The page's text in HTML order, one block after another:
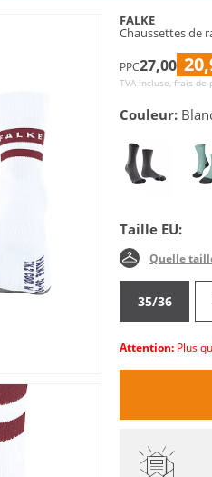
FALKE
Chaussettes de
PPC27,00
TVA incluse, frais de
Couleur:
Taille EU:
Quelle
35/36
Attention: Plus